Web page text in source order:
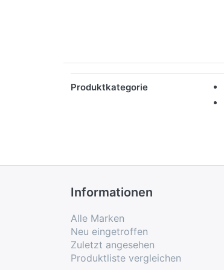
Produktkategorie
Informationen
Alle Marken
Neu eingetroffen
Zuletzt angesehen
Produktliste vergleichen